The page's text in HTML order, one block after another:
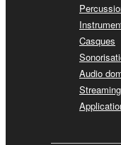
Casques
Audio